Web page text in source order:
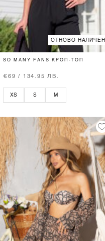
ОТНОВО НАЛИЧЕН
SO MANY FANS КРОП-ТОП
€69 / 134.95 ЛВ.
XS S M